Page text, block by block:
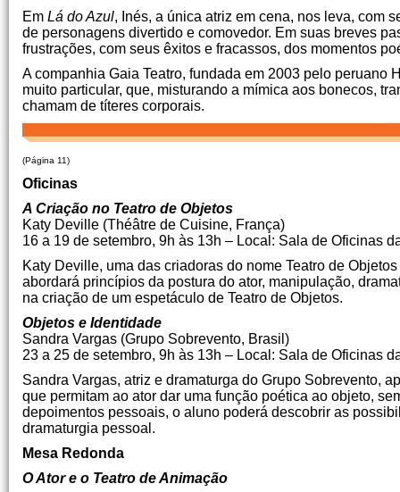
Em Lá do Azul, Inés, a única atriz em cena, nos leva, com
de personagens divertido e comovedor. Em suas breves
frustrações, com seus êxitos e fracassos, dos momentos
A companhia Gaia Teatro, fundada em 2003 pelo
muito particular, que, misturando a mímica aos bonecos,
chamam de títeres corporais.
(Página 11)
Oficinas
A Criação no Teatro de Objetos
Katy Deville (Théâtre de Cuisine, França)
16 a 19 de setembro, 9h às 13h – Local: Sala de Oficinas
Katy Deville, uma das criadoras do nome Teatro de
abordará princípios da postura do ator, manipulação,
na criação de um espetáculo de Teatro de Objetos.
Objetos e Identidade
Sandra Vargas (Grupo Sobrevento, Brasil)
23 a 25 de setembro, 9h às 13h – Local: Sala de Oficinas
Sandra Vargas, atriz e dramaturga do Grupo Sobrevento,
que permitam ao ator dar uma função poética ao objeto,
depoimentos pessoais, o aluno poderá descobrir as
dramaturgia pessoal.
Mesa Redonda
O Ator e o Teatro de Animação